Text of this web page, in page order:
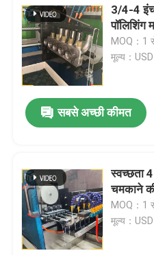
3/4-4 इंच
पॉलिशिंग
MOQ：1
मूल्य：
सबसे अच्छी कीमत
स्वच्छता
चमकाने
MOQ：1
मूल्य：